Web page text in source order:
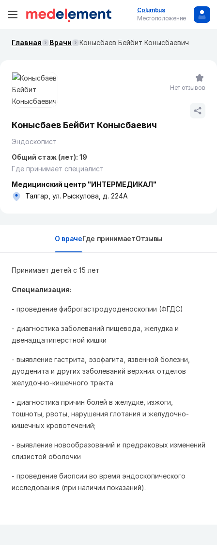
Columbus
Местоположение
Главная Врачи Конысбаев Бейбит Конысбаевич
Конысбаев Бейбит Конысбаевич
Эндоскопист
Общий стаж (лет): 19
Где принимает специалист
Медицинский центр "ИНТЕРМЕДИКАЛ"
Талгар, ул. Рыскулова, д. 224А
Нет отзывов
О врачеГде принимаетОтзывы
Принимает детей с 15 лет
Специализация:
- проведение фиброгастродуоденоскопии (ФГДС)
- диагностика заболеваний пищевода, желудка и
двенадцатиперстной кишки
- выявление гастрита, эзофагита, язвенной болезни,
дуоденита и других заболеваний верхних отделов
желудочно-кишечного тракта
- диагностика причин болей в желудке, изжоги,
тошноты, рвоты, нарушения глотания и желудочно-
кишечных кровотечений;
- выявление новообразований и предраковых изменений
слизистой оболочки
- проведение биопсии во время эндоскопического
исследования (при наличии показаний).